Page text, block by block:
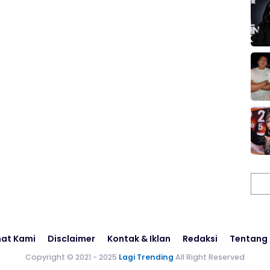
Kami Disclaimer Kontak & Iklan Redaksi Tentang
Copyright © 2021 - 2025 Lagi Trending All Right Reserved